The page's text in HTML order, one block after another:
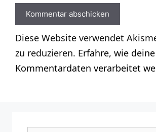
Diese Website verwendet
zu reduzieren. Erfahre, wie deine
Kommentardaten verarbeitet